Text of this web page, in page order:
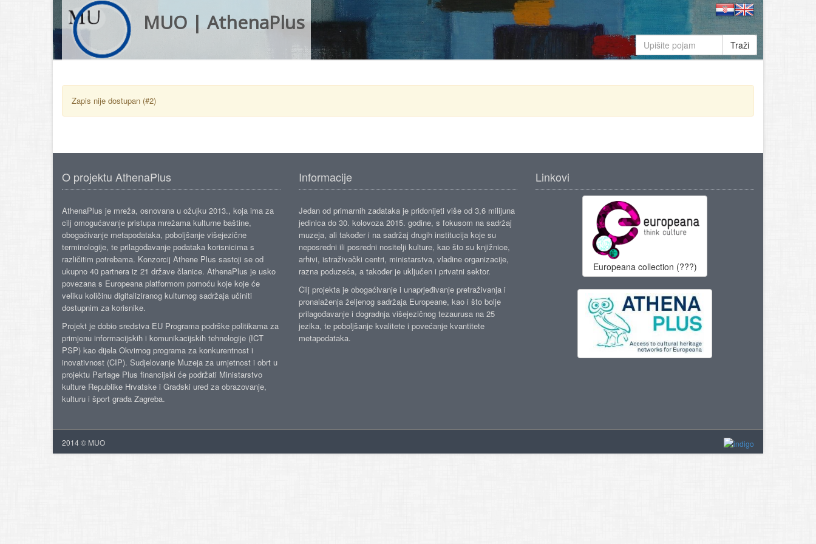
MUO | AthenaPlus
Traži
Zapis nije dostupan (#2)
O projektu AthenaPlus
AthenaPlus je mreža, osnovana u ožujku 2013., koja ima za
cilj omogućavanje pristupa mrežama kulturne baštine,
obogaćivanje metapodataka, poboljšanje višejezične
terminologije, te prilagođavanje podataka korisnicima s
različitim potrebama. Konzorcij Athene Plus sastoji se od
ukupno 40 partnera iz 21 države članice. AthenaPlus je usko
povezana s Europeana platformom pomoću koje koje će
veliku količinu digitaliziranog kulturnog sadržaja učiniti
dostupnim za korisnike.
Projekt je dobio sredstva EU Programa podrške politikama za
primjenu informacijskih i komunikacijskih tehnologije (ICT
PSP) kao dijela Okvirnog programa za konkurentnost i
inovativnost (CIP). Sudjelovanje Muzeja za umjetnost i obrt u
projektu Partage Plus financijski će podržati Ministarstvo
kulture Republike Hrvatske i Gradski ured za obrazovanje,
kulturu i šport grada Zagreba.
Informacije
Jedan od primarnih zadataka je pridonijeti više od 3,6 milijuna
jedinica do 30. kolovoza 2015. godine, s fokusom na sadržaj
muzeja, ali također i na sadržaj drugih institucija koje su
neposredni ili posredni nositelji kulture, kao što su knjižnice,
arhivi, istraživački centri, ministarstva, vladine organizacije,
razna poduzeća, a također je uključen i privatni sektor.
Cilj projekta je obogaćivanje i unaprjeđivanje pretraživanja i
pronalaženja željenog sadržaja Europeane, kao i što bolje
prilagođavanje i dogradnja višejezičnog tezaurusa na 25
jezika, te poboljšanje kvalitete i povećanje kvantitete
metapodataka.
Linkovi
Europeana collection (???)
2014 © MUO